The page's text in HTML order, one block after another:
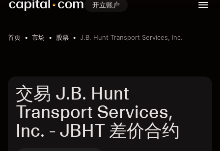
开立账户
首页 市场 股票 J.B. Hunt Transport Services, Inc.
交易 J.B. Hunt
Transport Services,
Inc. - JBHT 差价合约